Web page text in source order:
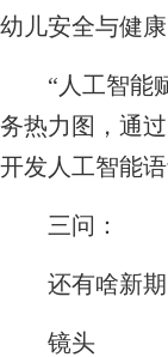
幼儿安全与健康
“人工智能赋
务热力图，通
开发人工智能
三问：
还有啥新期
镜头